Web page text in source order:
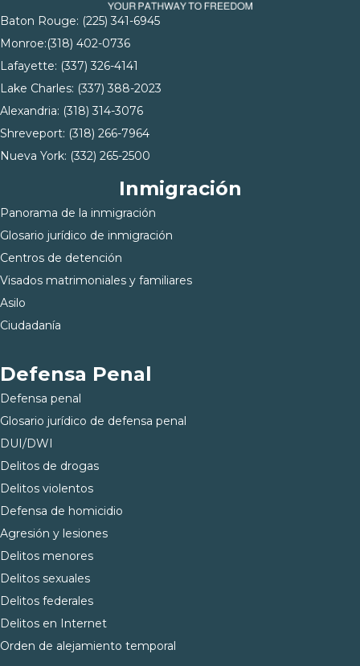
Baton Rouge: (225) 341-6945
Monroe:(318) 402-0736
Lafayette: (337) 326-4141
Lake Charles: (337) 388-2023
Alexandria: (318) 314-3076
Shreveport: (318) 266-7964
Nueva York: (332) 265-2500
Inmigración
Panorama de la inmigración
Glosario jurídico de inmigración
Centros de detención
Visados matrimoniales y familiares
Asilo
Ciudadanía
Defensa Penal
Defensa penal
Glosario jurídico de defensa penal
DUI/DWI
Delitos de drogas
Delitos violentos
Defensa de homicidio
Agresión y lesiones
Delitos menores
Delitos sexuales
Delitos federales
Delitos en Internet
Orden de alejamiento temporal